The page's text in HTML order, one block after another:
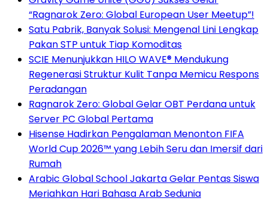
“Ragnarok Zero: Global European User Meetup”!
Satu Pabrik, Banyak Solusi: Mengenal Lini Lengkap
Pakan STP untuk Tiap Komoditas
SCIE Menunjukkan HILO WAVE® Mendukung
Regenerasi Struktur Kulit Tanpa Memicu Respons
Peradangan
Ragnarok Zero: Global Gelar OBT Perdana untuk
Server PC Global Pertama
Hisense Hadirkan Pengalaman Menonton FIFA
World Cup 2026™ yang Lebih Seru dan Imersif dari
Rumah
Arabic Global School Jakarta Gelar Pentas Siswa
Meriahkan Hari Bahasa Arab Sedunia